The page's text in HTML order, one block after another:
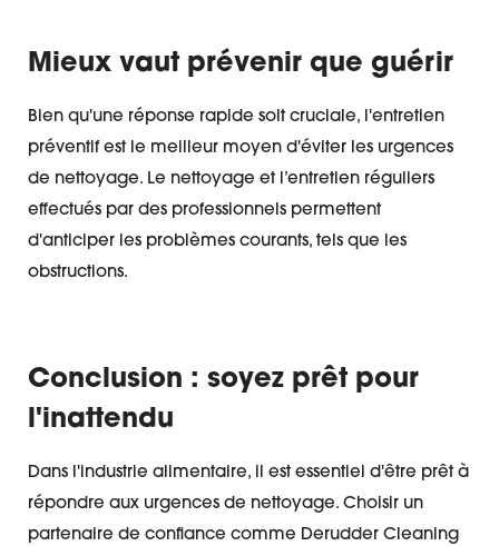
Mieux vaut prévenir que guérir
Bien qu'une réponse rapide soit cruciale, l'entretien
préventif est le meilleur moyen d'éviter les urgences
de nettoyage. Le nettoyage et l’entretien réguliers
effectués par des professionnels permettent
d'anticiper les problèmes courants, tels que les
obstructions.
Conclusion : soyez prêt pour
l'inattendu
Dans l'industrie alimentaire, il est essentiel d'être prêt à
répondre aux urgences de nettoyage. Choisir un
partenaire de confiance comme Derudder Cleaning